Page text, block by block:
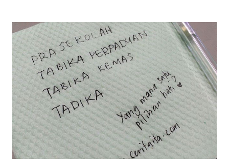
balik keja aku ajak la shah singgah Giant beli barang
sikit...dalam perjalanan dari dalam kereta tu biasalah kan
kami memang akan pimpin anak-anak jalan sampai masuk
dalam... dan kebiasanya bagi anak 4 macam kami ni bahagi-
bahagi lah siapa nak pimpin siapa... dan biasanya aku akan
dukung adik hadi sambil pimpin kakak husna... yang abg
ngah dengan abg long terserah pada shah la pulak.. tapi
kalau ikut anak-anak semua nak ummi pimpin... ajer rebeh
ba...